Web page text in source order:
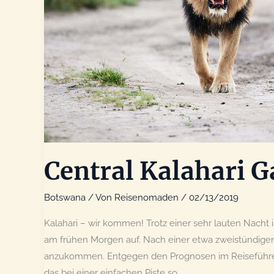
Central Kalahari
Botswana / Von Reisenomaden / 02/13/2019
Kalahari – wir kommen! Trotz einer sehr lauten
am frühen Morgen auf. Nach einer etwa
anzukommen. Entgegen den Prognosen im